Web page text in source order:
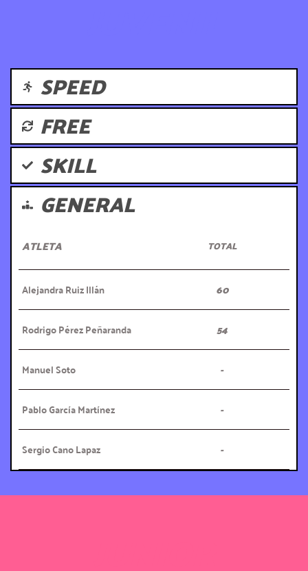
SPEED
FREE
SKILL
GENERAL
ATLETA TOTAL
Alejandra Ruiz Illán 60
Rodrigo Pérez Peñaranda 54
Manuel Soto -
Pablo García Martínez -
Sergio Cano Lapaz -